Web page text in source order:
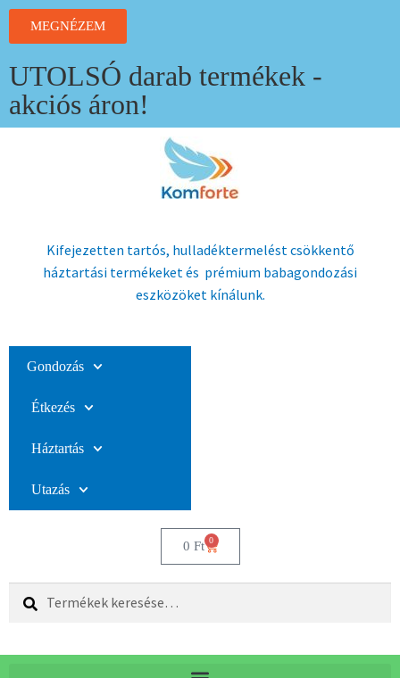
MEGNÉZEM
UTOLSÓ darab termékek -
akciós áron!
Kifejezetten tartós, hulladéktermelést csökkentő
háztartási termékeket és prémium babagondozási
eszközöket kínálunk.
Gondozás
Étkezés
Háztartás
Utazás
0 Ft 0
Keresés